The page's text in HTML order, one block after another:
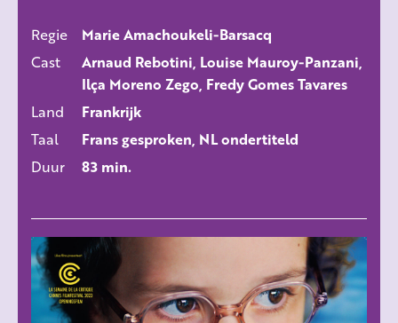
Regie
Marie Amachoukeli-Barsacq
Cast
Arnaud Rebotini, Louise Mauroy-Panzani,
Ilça Moreno Zego, Fredy Gomes Tavares
Land
Frankrijk
Taal
Frans gesproken, NL ondertiteld
Duur
83 min.